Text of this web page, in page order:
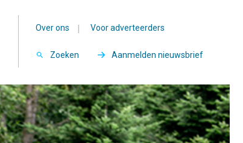
Over ons | Voor adverteerders
Zoeken Aanmelden nieuwsbrief